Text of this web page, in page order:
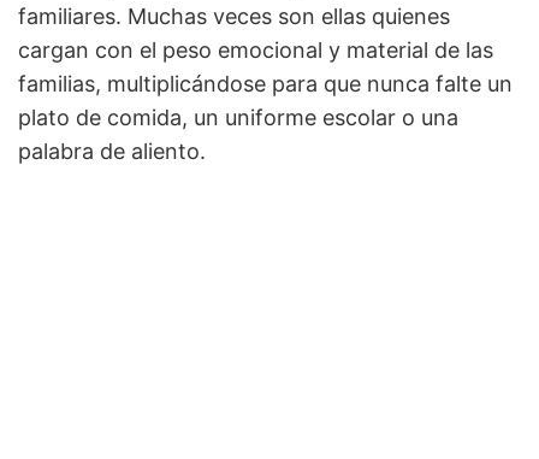
familiares. Muchas veces son ellas quienes
cargan con el peso emocional y material de las
familias, multiplicándose para que nunca falte un
plato de comida, un uniforme escolar o una
palabra de aliento.